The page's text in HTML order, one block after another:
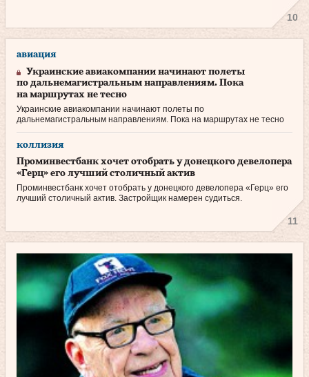
10
авиация
Украинские авиакомпании начинают полеты
по дальнемагистральным направлениям. Пока
на маршрутах не тесно
Украинские авиакомпании начинают полеты по
дальнемагистральным направлениям. Пока на маршрутах не тесно
коллизия
Проминвестбанк хочет отобрать у донецкого девелопера
«Герц» его лучший столичный актив
Проминвестбанк хочет отобрать у донецкого девелопера «Герц» его
лучший столичный актив. Застройщик намерен судиться.
11